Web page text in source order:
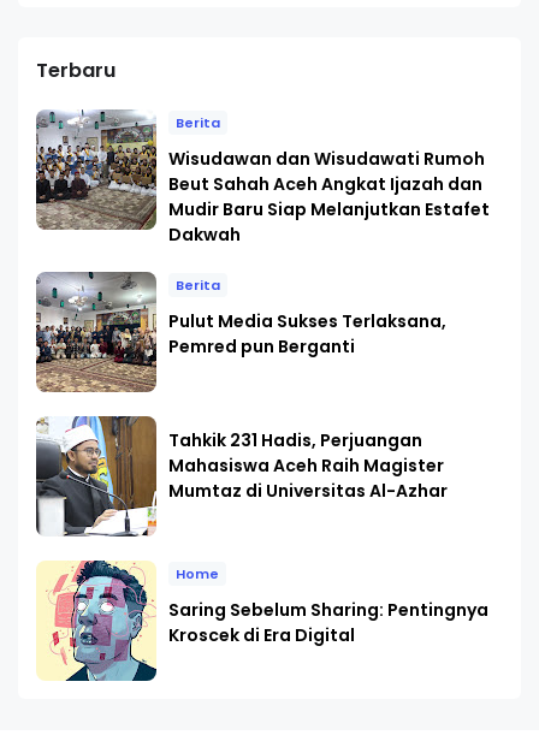
Terbaru
Berita
Wisudawan dan Wisudawati Rumoh
Beut Sahah Aceh Angkat Ijazah dan
Mudir Baru Siap Melanjutkan Estafet
Dakwah
Berita
Pulut Media Sukses Terlaksana,
Pemred pun Berganti
Tahkik 231 Hadis, Perjuangan
Mahasiswa Aceh Raih Magister
Mumtaz di Universitas Al-Azhar
Home
Saring Sebelum Sharing: Pentingnya
Kroscek di Era Digital